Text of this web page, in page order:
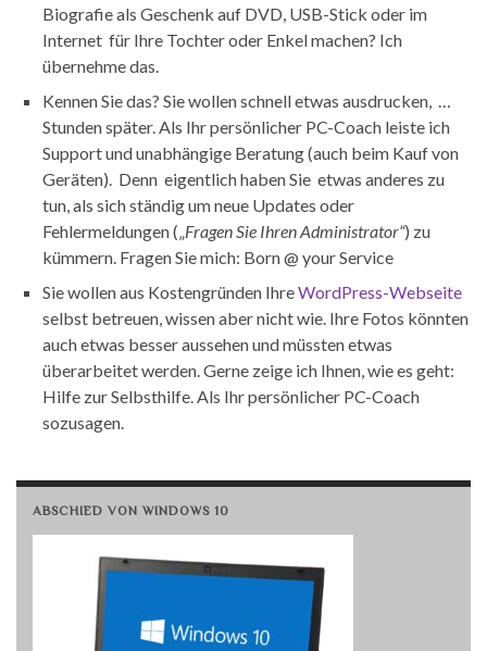
Biografie als Geschenk auf DVD, USB-Stick oder im
Internet für Ihre Tochter oder Enkel machen? Ich
übernehme das.
Kennen Sie das? Sie wollen schnell etwas ausdrucken, …
Stunden später. Als Ihr persönlicher PC-Coach leiste ich
Support und unabhängige Beratung (auch beim Kauf von
Geräten). Denn eigentlich haben Sie etwas anderes zu
tun, als sich ständig um neue Updates oder
Fehlermeldungen („Fragen Sie Ihren Administrator“) zu
kümmern. Fragen Sie mich: Born @ your Service
Sie wollen aus Kostengründen IhreWordPress-Webseite
selbst betreuen, wissen aber nicht wie. Ihre Fotos könnten
auch etwas besser aussehen und müssten etwas
überarbeitet werden. Gerne zeige ich Ihnen, wie es geht:
Hilfe zur Selbsthilfe. Als Ihr persönlicher PC-Coach
sozusagen.
ABSCHIED VON WINDOWS 10